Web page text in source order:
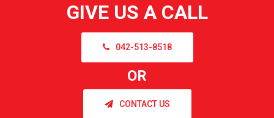
GIVE US A CALL
042-513-8518
OR
CONTACT US